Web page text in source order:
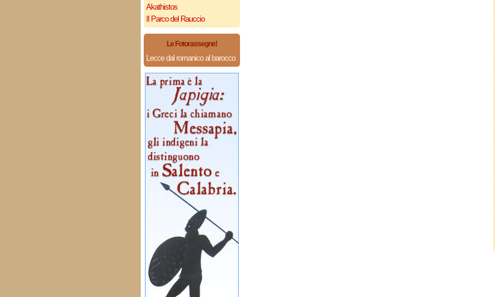
Akathistos
Il Parco del Rauccio
Le Fotorassegne!
Lecce dal romanico al barocco